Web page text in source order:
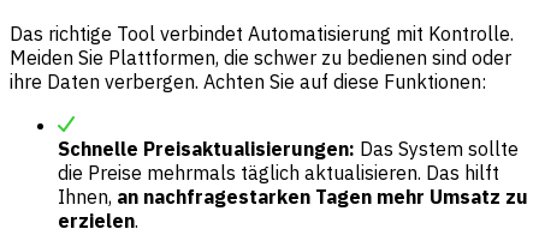
Das richtige Tool verbindet Automatisierung mit Kontrolle.
Meiden Sie Plattformen, die schwer zu bedienen sind oder
ihre Daten verbergen. Achten Sie auf diese Funktionen:
Schnelle Preisaktualisierungen: Das System sollte
die Preise mehrmals täglich aktualisieren. Das hilft
Ihnen, an nachfragestarken Tagen mehr Umsatz zu
erzielen.